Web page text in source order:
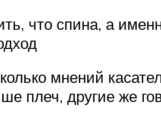
что спина, а
мнений
плеч, другие же